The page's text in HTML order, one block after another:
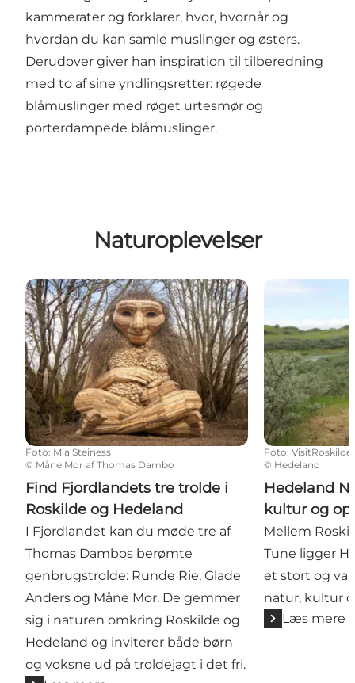
kammerater og forklarer, hvor, hvornår og
hvordan du kan samle muslinger og østers.
Derudover giver han inspiration til tilberedning
med to af sine yndlingsretter: røgede
blåmuslinger med røget urtesmør og
porterdampede blåmuslinger.
Naturoplevelser
Find Fjordlandets tre trolde i Roskilde og Hedeland
Foto: Mia Steiness
© Måne Mor af Thomas Dambo
Find Fjordlandets tre trolde i
Roskilde og Hedeland
I Fjordlandet kan du møde tre af
Thomas Dambos berømte
genbrugstrolde: Runde Rie, Glade
Anders og Måne Mor. De gemmer
sig i naturen omkring Roskilde og
Hedeland og inviterer både børn
og voksne ud på troldejagt i det fri.
Hedeland
Foto: VisitRoskilde
© Hedeland
Hedeland
kultur og
Mellem
Tune ligger
et stort og
natur, kultur
Læs mere